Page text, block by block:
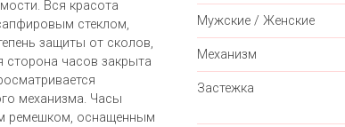
Вся красота
стеклом,
защиты от сколов,
сторона часов закрыта
механизма. Часы
ремешком, оснащенным
Мужские / Женские
Механизм
Застежка